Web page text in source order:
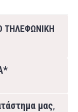
ΤΗΛΕΦΩΝΙΚΗ
μας,